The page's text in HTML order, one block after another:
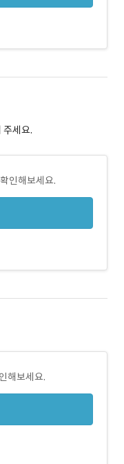
주세요.
인해보세요.
해보세요.